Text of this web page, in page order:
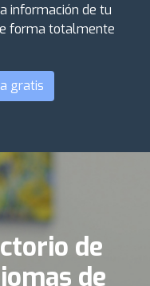
información de tu
forma totalmente
gratis
de
de